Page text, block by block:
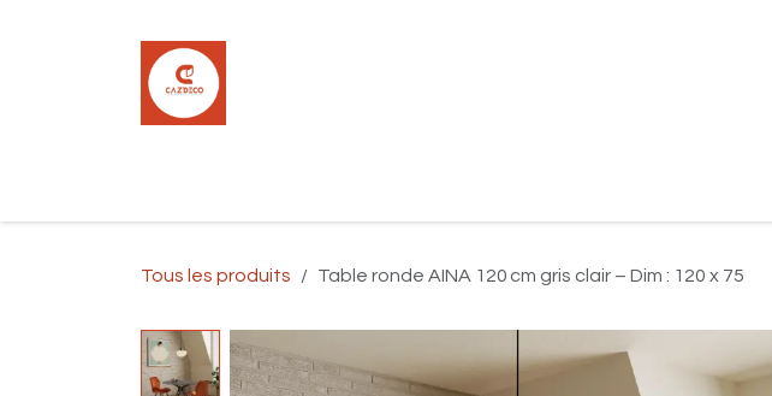
Tous les produits Table ronde AINA 120 cm gris clair – Dim : 120 x 75